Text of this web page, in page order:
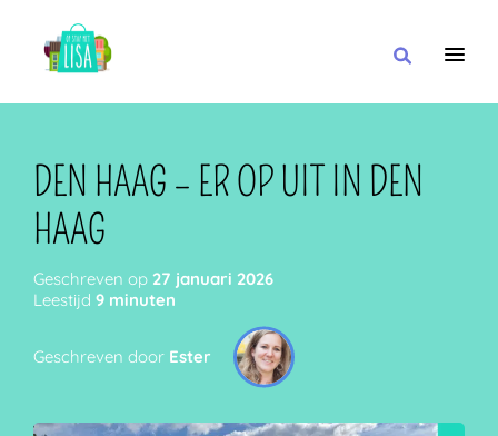
IN DE BUURT VAN
DEN HAAG – ER OP UIT IN DEN
HAAG
Geschreven op 27 januari 2026
Leestijd 9 minuten
Geschreven door Ester